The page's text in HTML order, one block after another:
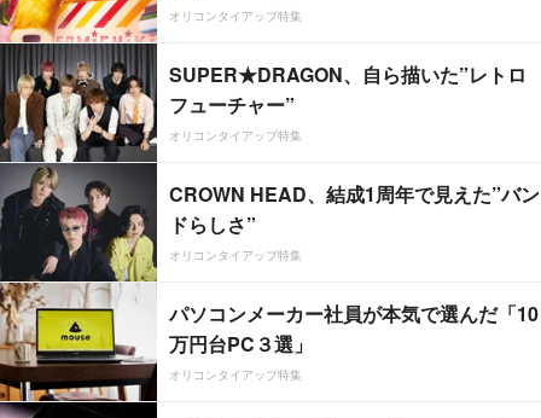
オリコンタイアップ特集
SUPER★DRAGON、自ら描いた”レトロ
フューチャー”
オリコンタイアップ特集
CROWN HEAD、結成1周年で見えた”バン
ドらしさ”
オリコンタイアップ特集
パソコンメーカー社員が本気で選んだ「10
万円台PC３選」
オリコンタイアップ特集